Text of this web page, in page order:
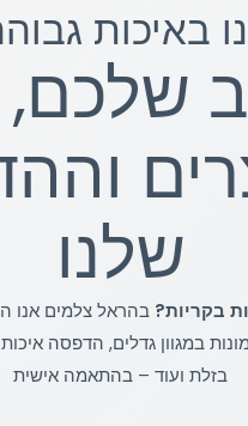
באיכות
שלכם,
שלנו
בקריות? בהראל צלמים אנו
במגוון גדלים, הדפסה
בזלת ועוד – בהתאמה אישית